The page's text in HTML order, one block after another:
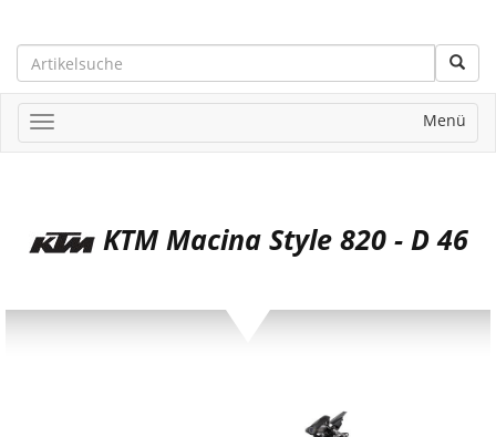
Menü
KTM Macina Style 820 - D 46